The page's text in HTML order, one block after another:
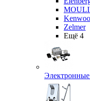
Zelmer
Ещё 4